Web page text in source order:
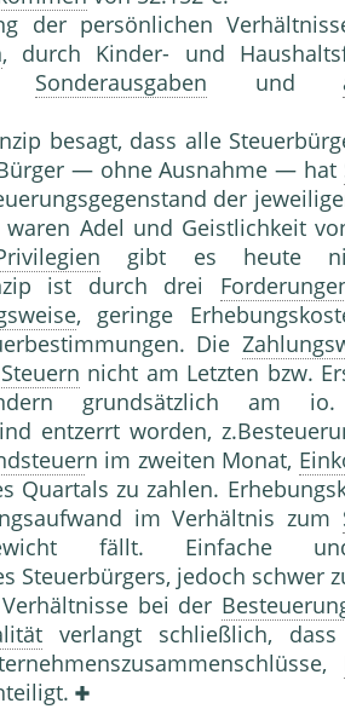
der persönlichen
, durch Kinder- und
Sonderausgaben und
besagt, dass alle
— ohne Ausnahme — hat
der
Adel und Geistlichkeit
gibt es heute
ist durch drei
, geringe
Die
Steuern nicht am Letzten bzw.
grundsätzlich am io.
entzerrt worden,
n im zweiten Monat,
Quartals zu zahlen.
im Verhältnis zum
fällt. Einfache und
Steuerbürgers, jedoch schwer
bei der
verlangt schließlich,